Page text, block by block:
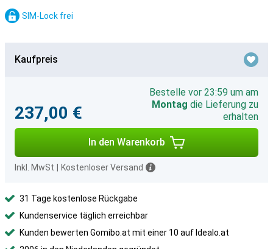
SIM-Lock frei
Kaufpreis
237,00 €
Bestelle vor 23:59 um am
Montag die Lieferung zu
erhalten
In den Warenkorb
Inkl. MwSt Kostenloser Versand
31 Tage kostenlose Rückgabe
Kundenservice täglich erreichbar
Kunden bewerten Gomibo.at mit einer 10 auf Idealo.at